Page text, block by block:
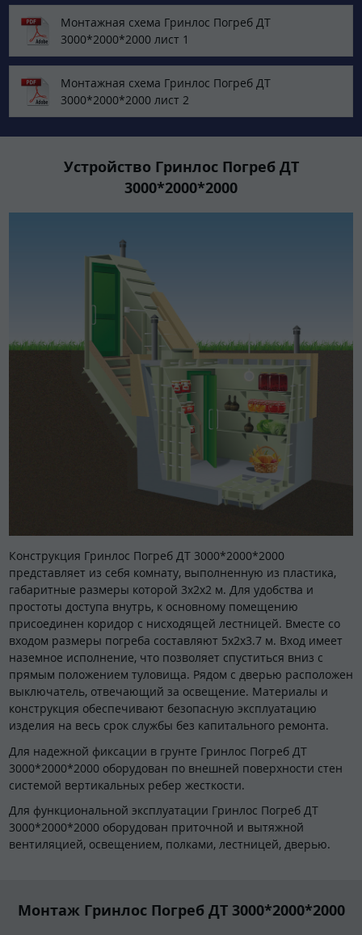
Монтажная схема Гринлос Погреб ДТ
3000*2000*2000 лист 1
Монтажная схема Гринлос Погреб ДТ
3000*2000*2000 лист 2
Устройство Гринлос Погреб ДТ
3000*2000*2000
Конструкция Гринлос Погреб ДТ 3000*2000*2000
представляет из себя комнату, выполненную из пластика,
габаритные размеры которой 3x2x2 м. Для удобства и
простоты доступа внутрь, к основному помещению
присоединен коридор с нисходящей лестницей. Вместе со
входом размеры погреба составляют 5x2x3.7 м. Вход имеет
наземное исполнение, что позволяет спуститься вниз с
прямым положением туловища. Рядом с дверью расположен
выключатель, отвечающий за освещение. Материалы и
конструкция обеспечивают безопасную эксплуатацию
изделия на весь срок службы без капитального ремонта.
Для надежной фиксации в грунте Гринлос Погреб ДТ
3000*2000*2000 оборудован по внешней поверхности стен
системой вертикальных ребер жесткости.
Для функциональной эксплуатации Гринлос Погреб ДТ
3000*2000*2000 оборудован приточной и вытяжной
вентиляцией, освещением, полками, лестницей, дверью.
Монтаж Гринлос Погреб ДТ 3000*2000*2000